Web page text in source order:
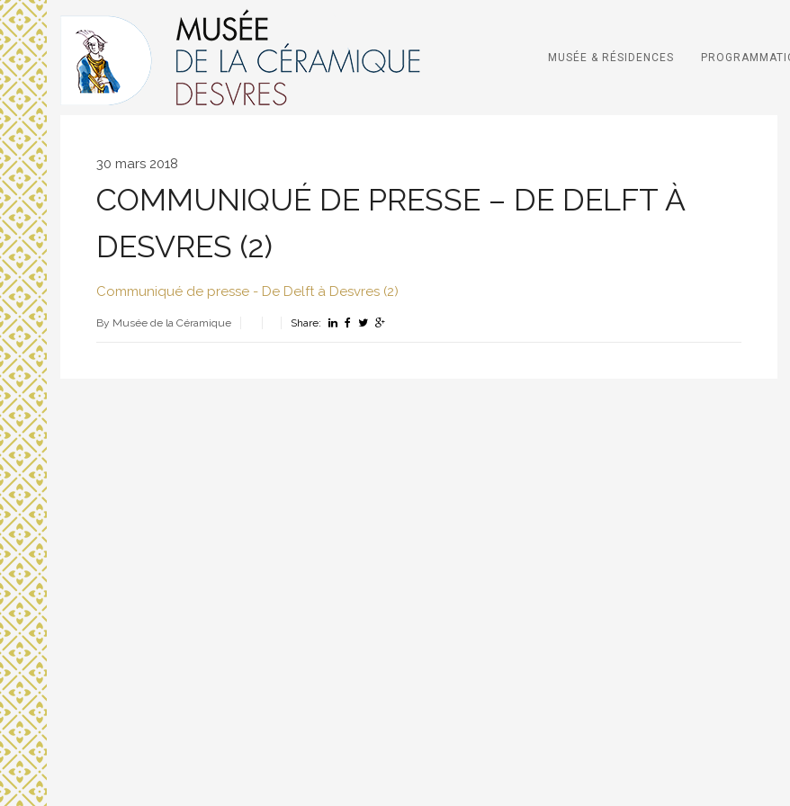
MUSÉE & RÉSIDENCES
30 mars 2018
COMMUNIQUÉ DE PRESSE – DE DELFT À
DESVRES (2)
Communiqué de presse - De Delft à Desvres (2)
By Musée de la Céramique Share: